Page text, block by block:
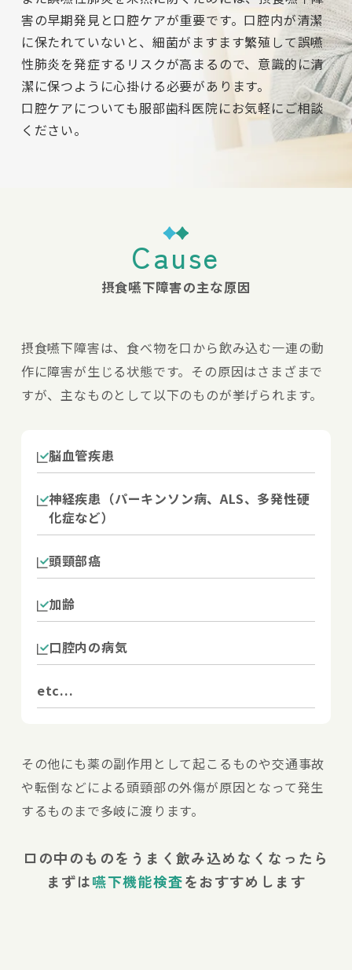
害の早期発見と口腔ケアが重要です。口腔内が清潔
に保たれていないと、細菌がますます繁殖して誤嚥
性肺炎を発症するリスクが高まるので、意識的に清
潔に保つように心掛ける必要があります。
口腔ケアについても服部歯科医院にお気軽にご相談
ください。
Cause
摂食嚥下障害の主な原因
摂食嚥下障害は、食べ物を口から飲み込む一連の動
作に障害が生じる状態です。その原因はさまざまで
すが、主なものとして以下のものが挙げられます。
脳血管疾患
神経疾患（パーキンソン病、ALS、多発性硬
化症など）
頭頸部癌
加齢
口腔内の病気
etc...
その他にも薬の副作用として起こるものや交通事故
や転倒などによる頭頸部の外傷が原因となって発生
するものまで多岐に渡ります。
口の中のものをうまく飲み込めなくなったら
まずは嚥下機能検査をおすすめします